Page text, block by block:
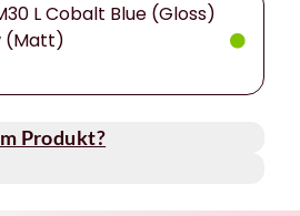
L Cobalt Blue (Gloss)
(Matt)
Produkt?